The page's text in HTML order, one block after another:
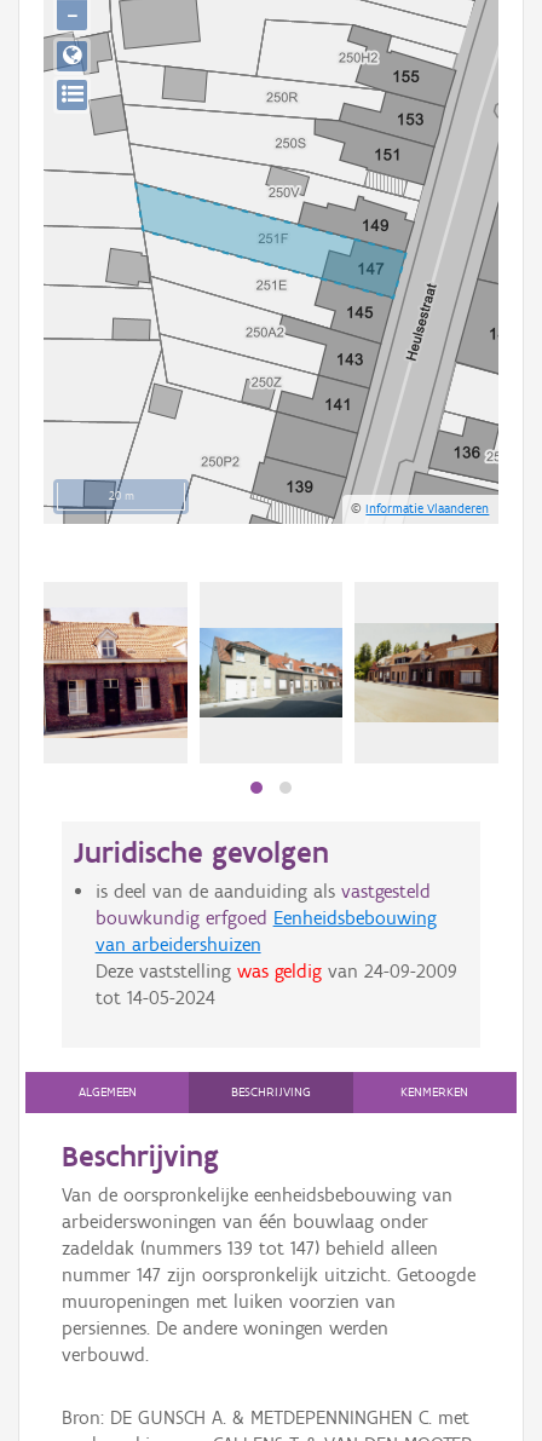
20 m
©Informatie Vlaanderen
−
Juridische gevolgen
is deel van de aanduiding als vastgesteld
bouwkundig erfgoed Eenheidsbebouwing
van arbeidershuizen
Deze vaststelling was geldigvan 24-09-2009
tot 14-05-2024
ALGEMEEN BESCHRIJVING KENMERKEN
Beschrijving
Van de oorspronkelijke eenheidsbebouwing van
arbeiderswoningen van één bouwlaag onder
zadeldak (nummers 139 tot 147) behield alleen
nummer 147 zijn oorspronkelijk uitzicht. Getoogde
muuropeningen met luiken voorzien van
persiennes. De andere woningen werden
verbouwd.
Bron: DE GUNSCH A. & METDEPENNINGHEN C. met